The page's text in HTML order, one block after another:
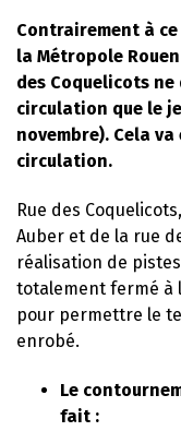
Contrairement à
la Métropole
des Coquelicots
circulation que le
novembre). Cela
circulation.
Rue des
Auber et de la rue
réalisation de
totalement fermé à
pour permettre le
enrobé.
Le
fait :